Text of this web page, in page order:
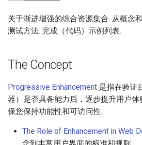
s
c
h
Xamarin
Linux
Linux 内容
macOS
macOS 内容
PureScript
Go
Scala
Ruby
Clojure
Custom Form Elements
Images
Menus
Page Navigation
Related Articles
Laravel
Laravel 内容
Rails
Rails 内容
Phalcon
加密内容
机器视觉
深度学习
深度学习内容
深度视觉
递归
Game Boy Development
Construct 2
Gideros
GitHub 内容
Git Cheat Sheet & Git Flow
Git Tips
Git Add-ons
SSH
CouchDB
HBase
Broadcasting
Pixel Art
FFmpeg
学习 JavaScript
Vehicle Security and Car
Web 安全
Lockpicking
Umbraco
Refinery CMS
Selenium
Appium
持续集成与交付
Services Engineering
开发者免费
关于渐进增强的综合资源集合. 从概念
测试方法. 完成（代码）示例列表.
The Concept
Progressive Enhancement 是指在验证
器）是否具备能力后，逐步提升用户体
保您保持功能性和可访问性.
The Role of Enhancement in Web